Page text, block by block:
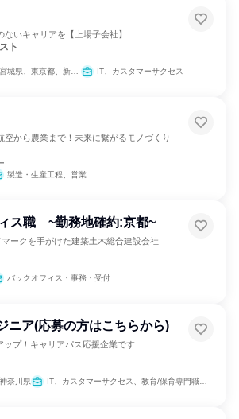
いキャリアを【上場子会社】
ト
東京都、新潟県、京都府、福岡県 IT、カスタマーサクセス
空から農業まで！未来に繋がるモノづくり
製造・生産工程、営業
ス職 ~勤務地確約:京都~
ークを手がけた建築土木総合建設会社
バックオフィス・事務・受付
ニア(応募の方はこちらから)
ップ！キャリアパス応援企業です
奈川県 IT、カスタマーサクセス、教育/保育専門職、クリエイティブ/デザイン職